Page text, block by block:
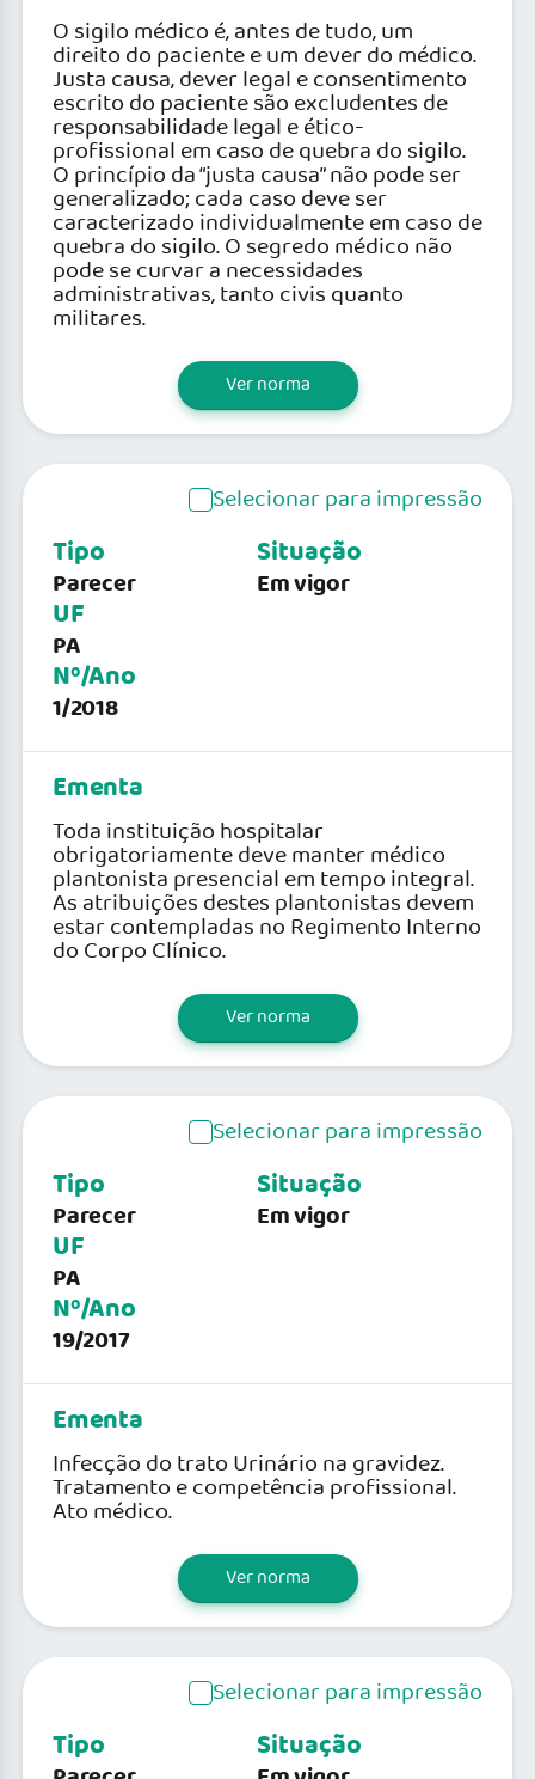
O sigilo médico é, antes de tudo, um
direito do paciente e um dever do médico.
Justa causa, dever legal e consentimento
escrito do paciente são excludentes de
responsabilidade legal e ético-
profissional em caso de quebra do sigilo.
O princípio da “justa causa” não pode ser
generalizado; cada caso deve ser
caracterizado individualmente em caso de
quebra do sigilo. O segredo médico não
pode se curvar a necessidades
administrativas, tanto civis quanto
militares.
Ver norma
Selecionar para impressão
Tipo
Parecer
UF
PA
Nº/Ano
1/2018
Situação
Em vigor
Ementa
Toda instituição hospitalar
obrigatoriamente deve manter médico
plantonista presencial em tempo integral.
As atribuições destes plantonistas devem
estar contempladas no Regimento Interno
do Corpo Clínico.
Ver norma
Selecionar para impressão
Tipo
Parecer
UF
PA
Nº/Ano
19/2017
Situação
Em vigor
Ementa
Infecção do trato Urinário na gravidez.
Tratamento e competência profissional.
Ato médico.
Ver norma
Selecionar para impressão
Tipo Situação